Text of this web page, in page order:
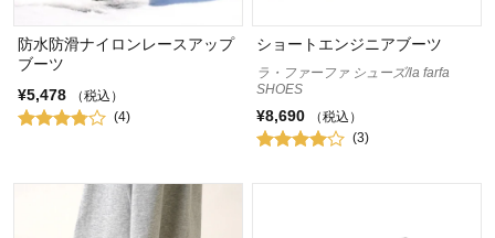
防水防滑ナイロンレースアップ
ブーツ
¥5,478
（税込）
(4)
ショートエンジニアブーツ
ラ・ファーファ シューズ/la farfa
SHOES
¥8,690
（税込）
(3)